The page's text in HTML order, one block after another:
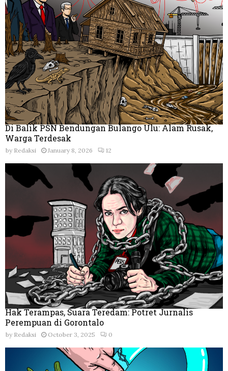
Di Balik PSN Bendungan Bulango Ulu: Alam Rusak,
Warga Terdesak
by Redaksi January 8, 2026 12
Hak Terampas, Suara Teredam: Potret Jurnalis
Perempuan di Gorontalo
by Redaksi October 3, 2025 0